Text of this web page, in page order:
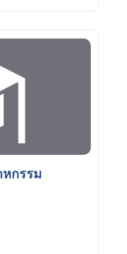
หกรรม